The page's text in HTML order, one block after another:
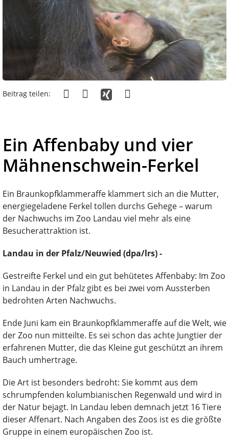
Beitrag teilen:
Ein Affenbaby und vier
Mähnenschwein-Ferkel
Ein Braunkopfklammeraffe klammert sich an die Mutter,
energiegeladene Ferkel tollen durchs Gehege – warum
der Nachwuchs im Zoo Landau viel mehr als eine
Besucherattraktion ist.
Landau in der Pfalz/Neuwied (dpa/lrs) -
Gestreifte Ferkel und ein gut behütetes Affenbaby: Im Zoo
in Landau in der Pfalz gibt es bei zwei vom Aussterben
bedrohten Arten Nachwuchs.
Ende Juni kam ein Braunkopfklammeraffe auf die Welt, wie
der Zoo nun mitteilte. Es sei schon das achte Jungtier der
erfahrenen Mutter, die das Kleine gut geschützt an ihrem
Bauch umhertrage.
Die Art ist besonders bedroht: Sie kommt aus dem
schrumpfenden kolumbianischen Regenwald und wird in
der Natur bejagt. In Landau leben demnach jetzt 16 Tiere
dieser Affenart. Nach Angaben des Zoos ist es die größte
Gruppe in einem europäischen Zoo ist.